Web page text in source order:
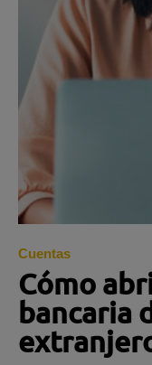
Cuentas
Cómo
bancaria